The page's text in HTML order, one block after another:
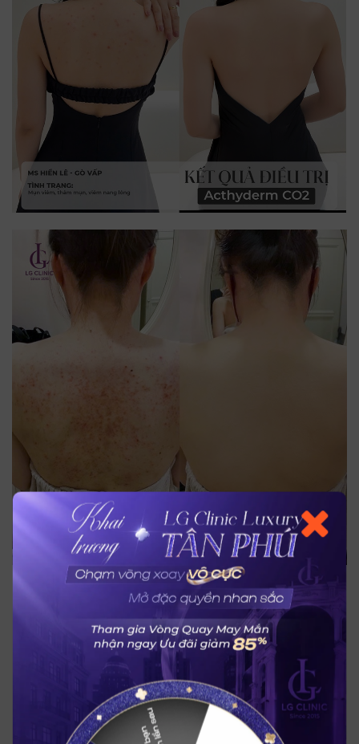
Lấy lại làn da lưng sạch mụn, láng mịn với công nghệ tiên tiến
Acthyderm CO2
Trò chuyện cùng